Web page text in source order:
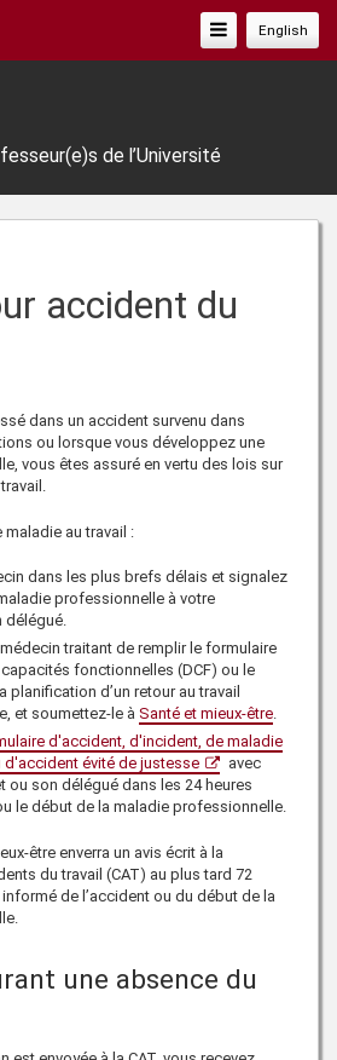
English
Basculer
La
de l’Université
accident du
dans un accident survenu dans
ou lorsque vous développez une
vous êtes assuré en vertu des lois sur
au travail :
dans les plus brefs délais et signalez
professionnelle à votre
délégué.
traitant de remplir le formulaire
fonctionnelles (DCF) ou le
planification d’un retour au travail
et soumettez-le à Santé et mieux-être.
d'accident, d'incident, de maladie
évité de justesse
avec
ou son délégué dans les 24 heures
le début de la maladie professionnelle.
être enverra un avis écrit à la
du travail (CAT) au plus tard 72
de l’accident ou du début de la
une absence du